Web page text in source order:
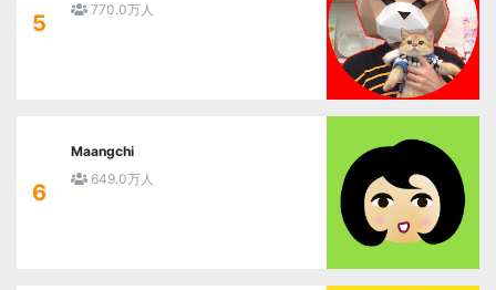
5
770.0万人
6
Maangchi
649.0万人